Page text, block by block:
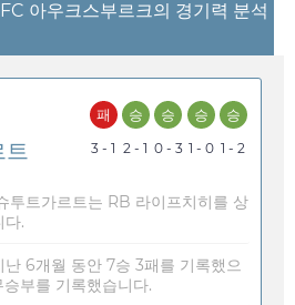
아우크스부르크의 경기력 분석
패
3 - 1
승
2 - 1
승
0 - 3
승
1 - 0
승
1 - 2
투트가르트는 RB 라이프치히를 상
다.
6개월 동안 7승 3패를 기록했으
부를 기록했습니다.